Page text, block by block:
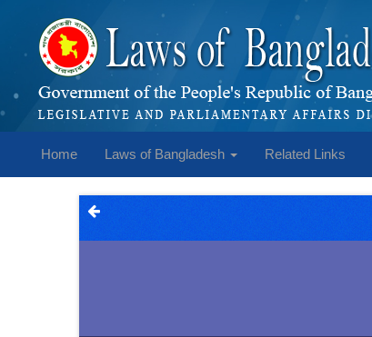
Home Laws of Bangladesh Related Links